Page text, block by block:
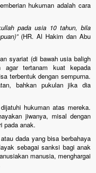
hukuman adalah cara
pada usia 10 tahun, bila
(HR. Al Hakim dan Abu
syariat (di bawah usia baligh
tertanam kuat kepada
terbentuk dengan sempurna.
bahkan pukulan jika dia
hukuman atas mereka.
jiwanya, misal dengan
pada anak.
dada yang bisa berbahaya
sebagai sanksi bagi anak
manusia, menghargai